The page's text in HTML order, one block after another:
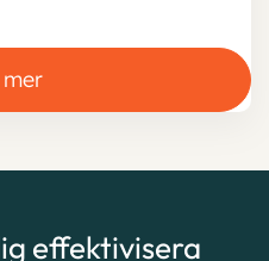
effektivisera